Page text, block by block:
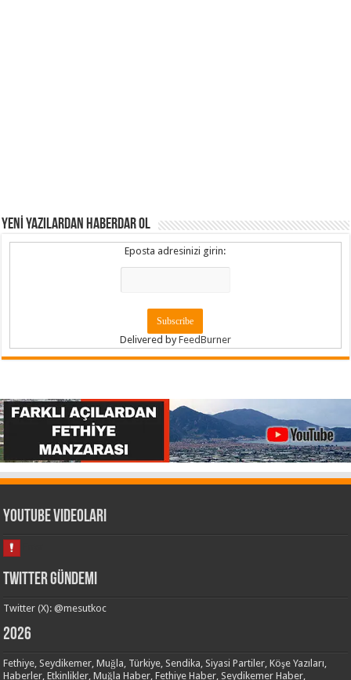
YENİ YAZILARDAN HABERDAR OL
Eposta adresinizi girin:
Delivered byFeedBurner
Youtube Videoları
Twitter Gündemi
Twitter (X): @mesutkoc
2026
Fethiye, Seydikemer, Muğla, Türkiye, Sendika, Siyasi Partiler, Köşe Yazıları,
Haberler, Etkinlikler, Muğla Haber, Fethiye Haber, Seydikemer Haber,